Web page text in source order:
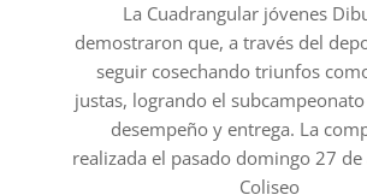
La Cuadrangular jóvenes
demostraron que, a través del
seguir cosechando triunfos
justas, logrando el subcampeonato
desempeño y entrega. La
realizada el pasado domingo 27 de
Coliseo